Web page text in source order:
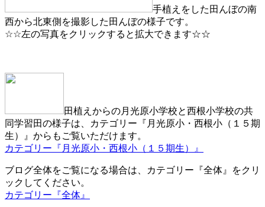
手植えをした田んぼの南
西から北東側を撮影した田んぼの様子です。
☆☆左の写真をクリックすると拡大できます☆☆
田植えからの月光原小学校と西根小学校の共
同学習田の様子は、カテゴリー『月光原小・西根小（１５期
生）』からもご覧いただけます。
カテゴリー『月光原小・西根小（１５期生）』
ブログ全体をご覧になる場合は、カテゴリー『全体』をクリ
ックしてください。
カテゴリー『全体』